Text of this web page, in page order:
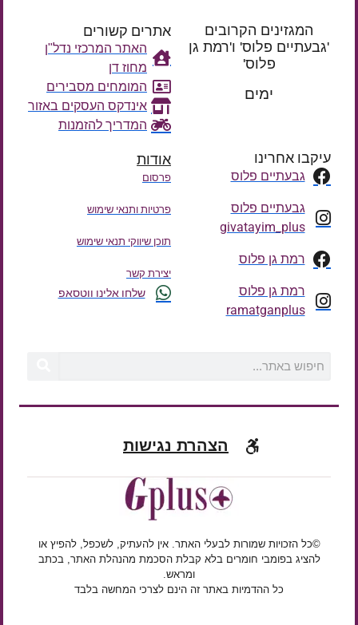
המגזינים הקרובים
'גבעתיים פלוס' ו'רמת גן
פלוס'
ימים
אתרים קשורים
האתר המרכזי נדל"ן
מחוז דן
המומחים מסבירים
אינדקס העסקים באזור
המדריך להזמנות
עיקבו אחרינו
גבעתיים פלוס
גבעתיים פלוס
givatayim_plus
רמת גן פלוס
רמת גן פלוס
ramatganplus
אודות
פרסום
פרטיות ותנאי שימוש
תוכן שיווקי תנאי שימוש
יצירת קשר
שלחו אלינו ווטסאפ
הצהרת נגישות
©כל הזכויות שמורות לבעלי האתר. אין להעתיק, לשכפל, להפיץ או
להציג בפומבי חומרים בלא קבלת הסכמת מהנהלת האתר, בכתב
ומראש.
כל ההדמיות באתר זה הינם לצרכי המחשה בלבד